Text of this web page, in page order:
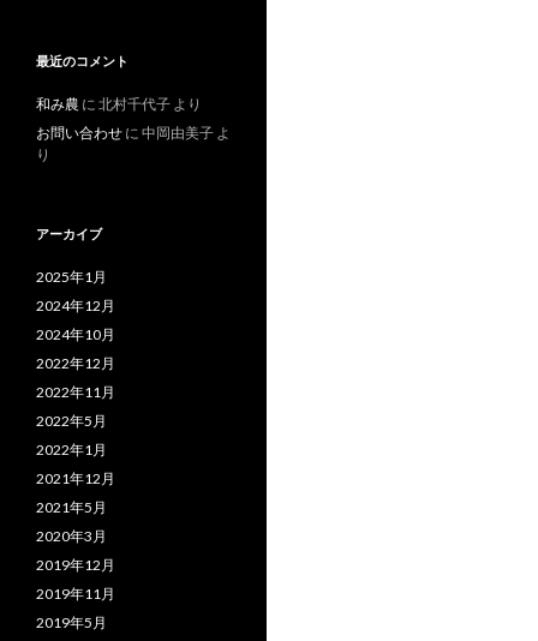
最近のコメント
和み農 に 北村千代子 より
お問い合わせ に 中岡由美子 よ
り
アーカイブ
2025年1月
2024年12月
2024年10月
2022年12月
2022年11月
2022年5月
2022年1月
2021年12月
2021年5月
2020年3月
2019年12月
2019年11月
2019年5月